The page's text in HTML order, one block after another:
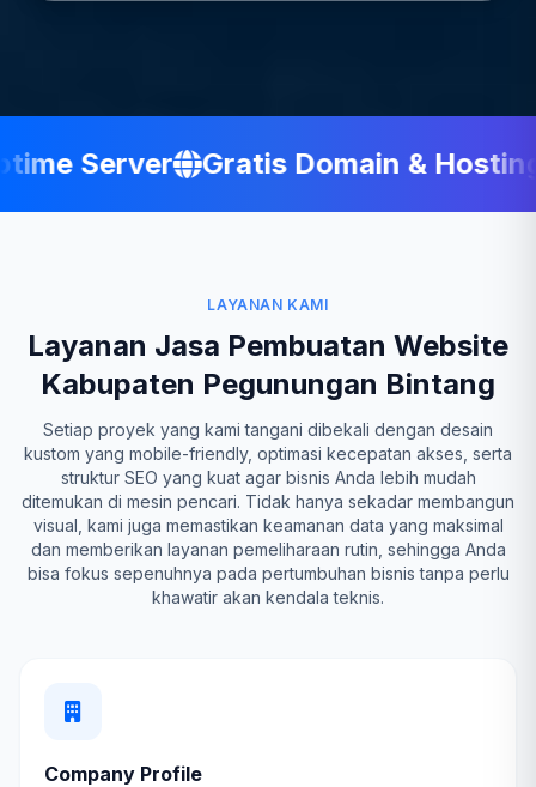
Server Gratis Domain & Hosting
LAYANAN KAMI
Layanan Jasa Pembuatan Website
Kabupaten Pegunungan Bintang
Setiap proyek yang kami tangani dibekali dengan desain
kustom yang mobile-friendly, optimasi kecepatan akses, serta
struktur SEO yang kuat agar bisnis Anda lebih mudah
ditemukan di mesin pencari. Tidak hanya sekadar membangun
visual, kami juga memastikan keamanan data yang maksimal
dan memberikan layanan pemeliharaan rutin, sehingga Anda
bisa fokus sepenuhnya pada pertumbuhan bisnis tanpa perlu
khawatir akan kendala teknis.
Company Profile